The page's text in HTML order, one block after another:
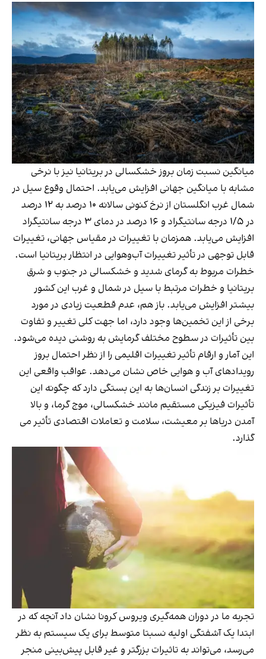
میانگین نسبت زمان بروز خشکسالی در بریتانیا نیز با نرخی
مشابه با میانگین جهانی افزایش می‌یابد. احتمال وقوع سیل در
شمال غرب انگلستان از نرخ کنونی سالانه ۱۰ درصد به ۱۲ درصد
در ۱/۵ درجه سانتیگراد و ۱۶ درصد در دمای ۳ درجه سانتیگراد
افزایش می‌یابد. همزمان با تغییرات در مقیاس جهانی، تغییرات
قابل توجهی در تأثیر تغییرات آب‌وهوایی در انتظار بریتانیا است.
خطرات مربوط به گرمای شدید و خشکسالی در جنوب و شرق
بریتانیا و خطرات مرتبط با سیل در شمال و غرب این کشور
بیشتر افزایش می‌یابد. باز هم، عدم قطعیت زیادی در مورد
برخی از این تخمین‌ها وجود دارد، اما جهت کلی تغییر و تفاوت
بین تأثیرات در سطوح مختلف گرمایش به روشنی دیده می‌شود.
این آمار و ارقام تأثیر تغییرات اقلیمی را از نظر احتمال بروز
رویدادهای آب و هوایی خاص نشان می‌دهد. عواقب واقعی این
تغییرات بر زندگی انسان‌ها به این بستگی دارد که چگونه این
تأثیرات فیزیکی مستقیم مانند خشکسالی، موج گرما، و بالا
آمدن دریاها بر معیشت، سلامت و تعاملات اقتصادی تأثیر می
گذارد.
تجربه ما در دوران همه‌گیری ویروس کرونا نشان داد آنچه که در
ابتدا یک آشفتگی اولیه نسبتا متوسط برای یک سیستم به نظر
می‌رسد، می‌تواند به تاثیرات بزرگتر و غیر قابل پیش‌بینی منجر